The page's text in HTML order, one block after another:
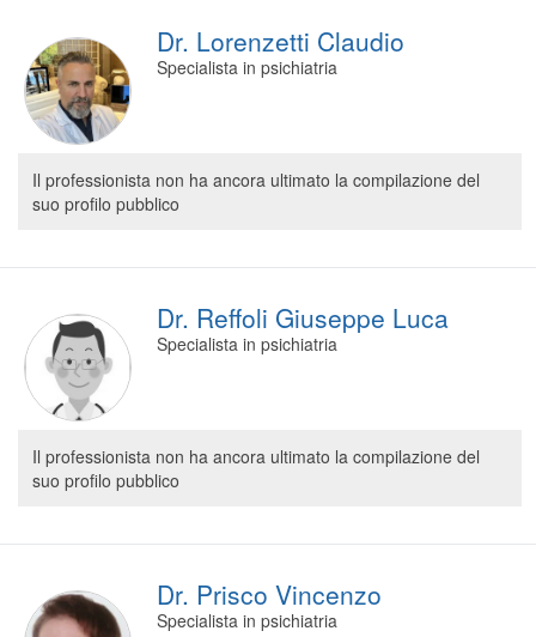
Dr. Lorenzetti Claudio
Specialista in psichiatria
Il professionista non ha ancora ultimato la compilazione del
suo profilo pubblico
Dr. Reffoli Giuseppe Luca
Specialista in psichiatria
Il professionista non ha ancora ultimato la compilazione del
suo profilo pubblico
Dr. Prisco Vincenzo
Specialista in psichiatria